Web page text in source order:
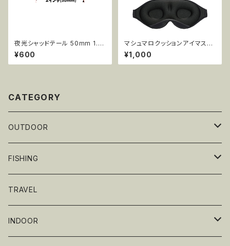
夜光シャッドテール 50mm 1.0
g 15pcs AR08
¥600
マシュマロクッションアイマスク
MCE-EM802
¥1,000
CATEGORY
OUTDOOR
テーブルウェア
グリル・BBQ
Renegade Outdoor
FISHING
ギア
ワーム
TRAVEL
INDOOR